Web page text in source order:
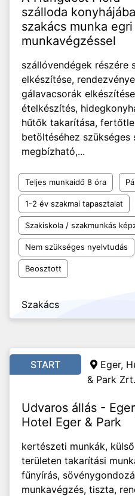
szálloda
szakács munka egri
munkavégzéssel
szállóvendégek részére
elkészítése,
gálavacsorák
ételkészítés,
hűtők takarítása,
betöltéséhez szükséges
megbízható,...
Teljes munkaidő 8 óra
1-2 év szakmai tapasztalat
Szakiskola / szakmunkás
Nem szükséges nyelvtudás
Beosztott
Szakács
START
Eger,
& Park Zrt.
Udvaros állás -
Hotel Eger & Park
kertészeti munkák, külső
területen takarítási
fűnyírás,
munkavégzés, tiszta,